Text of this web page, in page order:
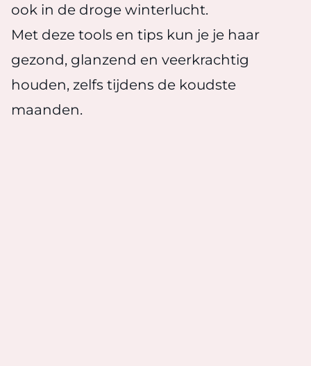
ook in de droge winterlucht.
Met deze tools en tips kun je je haar
gezond, glanzend en veerkrachtig
houden, zelfs tijdens de koudste
maanden.